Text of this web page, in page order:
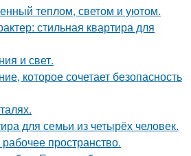
теплом, светом и уютом.
стильная квартира для
и свет.
которое сочетает безопасность
для семьи из четырёх человек.
пространство.